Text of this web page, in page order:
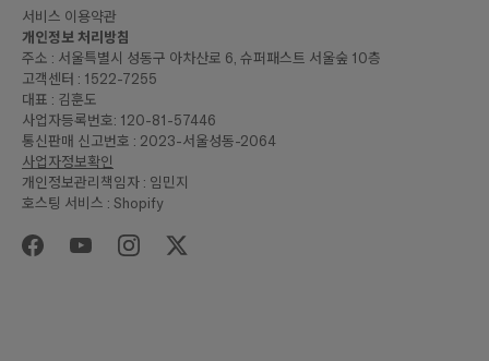
합계
서비스 이용약관
개인정보 처리방침
주소 : 서울특별시 성동구 아차산로 6, 슈퍼패스트 서울숲 10층
고객센터 : 1522-7255
대표 : 김훈도
사업자등록번호: 120-81-57446
통신판매 신고번호 : 2023-서울성동-2064
사업자정보확인
개인정보관리책임자 : 임민지
호스팅 서비스 : Shopify